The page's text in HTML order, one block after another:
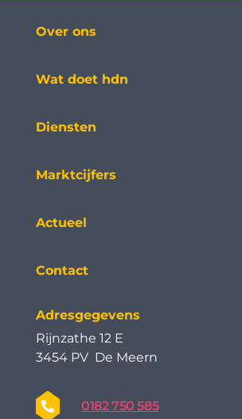
Over ons
Wat doet hdn
Diensten
Marktcijfers
Actueel
Contact
Adresgegevens
Rijnzathe 12 E
3454 PV De Meern
0182 750 585